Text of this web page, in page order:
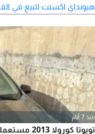
هيونداي اكسنت للبيع في
منذ 7 أيام
تويوتا